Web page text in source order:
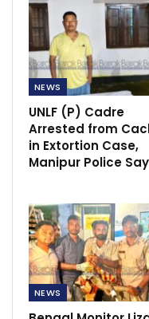
NEWS
UNLF (P) Cadre
Arrested from
in Extortion Case,
Manipur Police Say
NEWS